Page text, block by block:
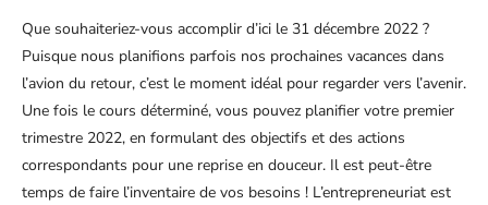
Que souhaiteriez-vous accomplir d’ici le 31 décembre 2022 ?
Puisque nous planifions parfois nos prochaines vacances dans
l’avion du retour, c’est le moment idéal pour regarder vers l’avenir.
Une fois le cours déterminé, vous pouvez planifier votre premier
trimestre 2022, en formulant des objectifs et des actions
correspondants pour une reprise en douceur. Il est peut-être
temps de faire l’inventaire de vos besoins ! L’entrepreneuriat est